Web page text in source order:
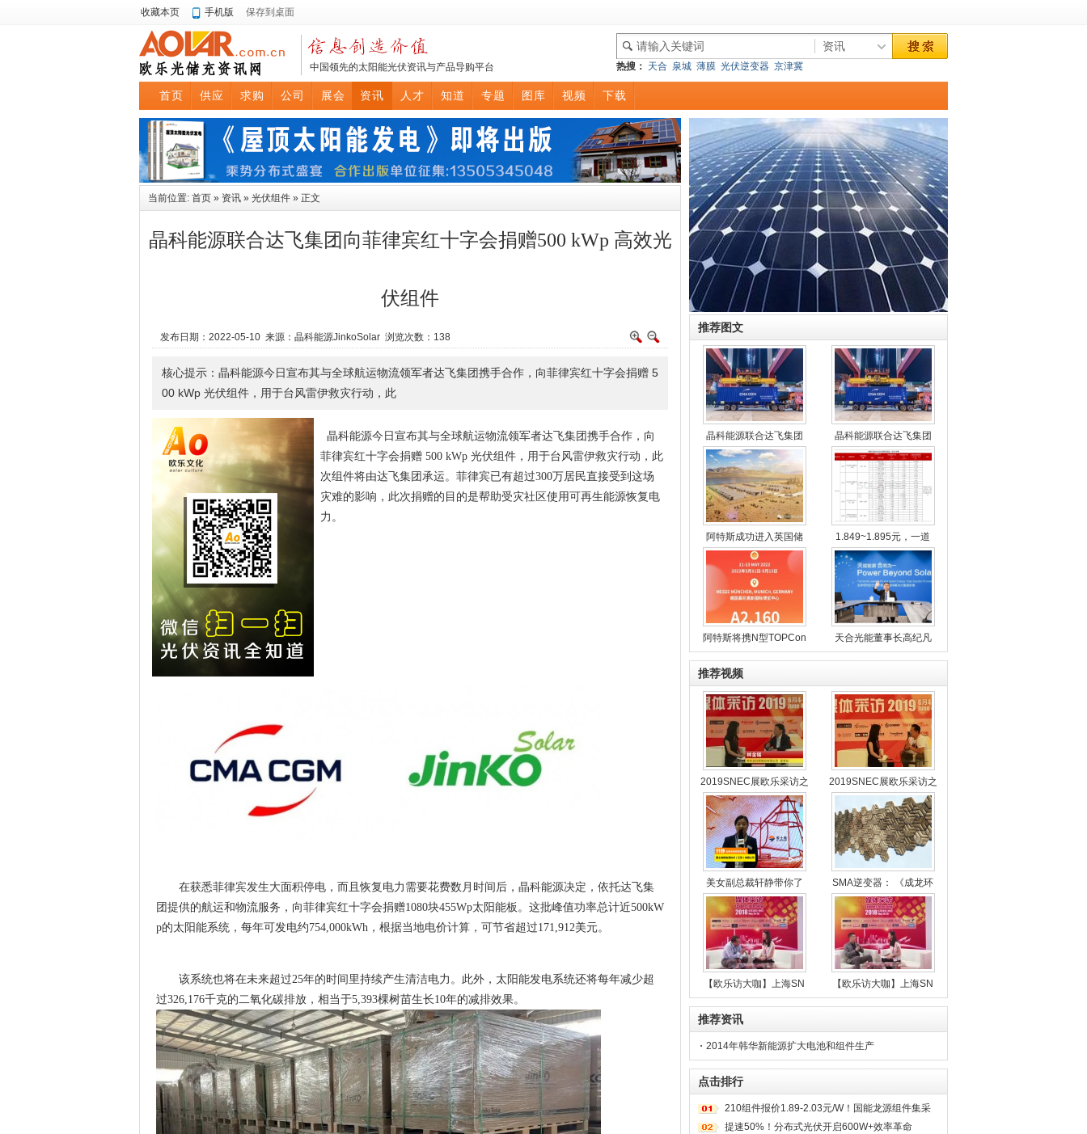
收藏本页 手机版 保存到桌面
热搜： 天合 泉城 薄膜 光伏逆变器 京津冀
中国领先的太阳能光伏资讯与产品导购平台
首页 供应 求购 公司 展会 资讯 人才 知道 专题 图库 视频 下载
当前位置: 首页 » 资讯 » 光伏组件 » 正文
晶科能源联合达飞集团向菲律宾红十字会捐赠500 kWp 高效光
伏组件
发布日期：2022-05-10 来源： 晶科能源JinkoSolar 浏览次数： 138
核心提示：晶科能源今日宣布其与全球航运物流领军者达飞集团携手合作，向菲律宾红十字会捐赠 5
00 kWp 光伏组件，用于台风雷伊救灾行动，此
晶科能源今日宣布其与全球航运物流领军者达飞集团携手合作，向
菲律宾红十字会捐赠 500 kWp 光伏组件，用于台风雷伊救灾行动，此
次组件将由达飞集团承运。菲律宾已有超过300万居民直接受到这场
灾难的影响，此次捐赠的目的是帮助受灾社区使用可再生能源恢复电
力。
在获悉菲律宾发生大面积停电，而且恢复电力需要花费数月时间后，晶科能源决定，依托达飞集
团提供的航运和物流服务，向菲律宾红十字会捐赠1080块455Wp太阳能板。这批峰值功率总计近500kW
p的太阳能系统，每年可发电约754,000kWh，根据当地电价计算，可节省超过171,912美元。
该系统也将在未来超过25年的时间里持续产生清洁电力。此外，太阳能发电系统还将每年减少超
过326,176千克的二氧化碳排放，相当于5,393棵树苗生长10年的减排效果。
推荐图文
晶科能源联合达飞集团 晶科能源联合达飞集团
阿特斯成功进入英国储 1.849~1.895元，一道
阿特斯将携N型TOPCon 天合光能董事长高纪凡
推荐视频
2019SNEC展欧乐采访之 2019SNEC展欧乐采访之
美女副总裁轩静带你了 SMA逆变器： 《成龙环
【欧乐访大咖】上海SN 【欧乐访大咖】上海SN
推荐资讯
2014年韩华新能源扩大电池和组件生产
点击排行
210组件报价1.89-2.03元/W！国能龙源组件集采
开标
提速50%！分布式光伏开启600W+效率革命